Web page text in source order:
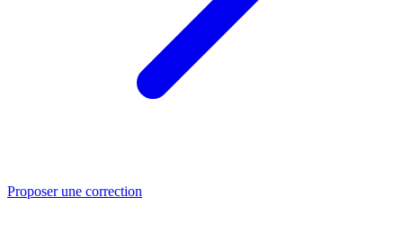
Proposer une correction